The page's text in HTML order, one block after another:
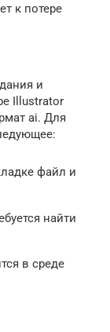
к потере
и
Illustrator
ai. Для
файл и
найти
в среде